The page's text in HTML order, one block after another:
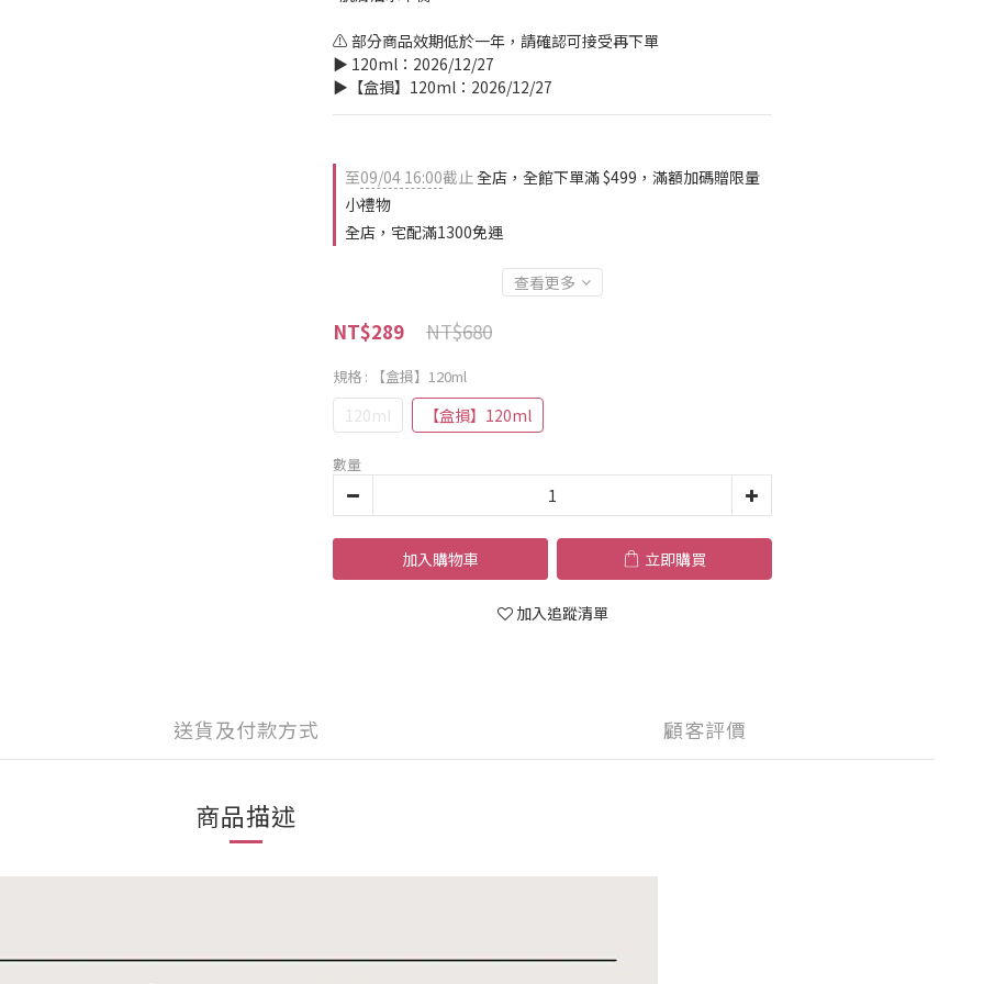
⚠️ 部分商品效期低於一年，請確認可接受再下單
▶️ 120ml：2026/12/27
▶️【盒損】120ml：2026/12/27
至09/04 16:00截止全店，全館下單滿 $499，滿額加碼贈限量
小禮物
全店，宅配滿1300免運
查看更多
NT$680
NT$289
規格 : 【盒損】120ml
120ml 【盒損】120ml
數量
加入購物車 立即購買
加入追蹤清單
送貨及付款方式 顧客評價
商品描述